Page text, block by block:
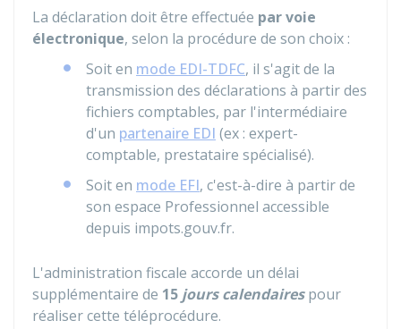
La déclaration doit être effectuée par voie
électronique, selon la procédure de son choix :
Soit en mode EDI-TDFC, il s'agit de la
transmission des déclarations à partir des
fichiers comptables, par l'intermédiaire
d'un partenaire EDI (ex : expert-
comptable, prestataire spécialisé).
Soit en mode EFI, c'est-à-dire à partir de
son espace Professionnel accessible
depuis impots.gouv.fr.
L'administration fiscale accorde un délai
supplémentaire de 15 jours calendaires pour
réaliser cette téléprocédure.